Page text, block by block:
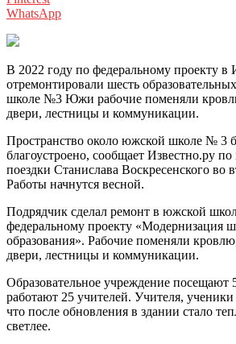
WhatsApp
В 2022 году по федеральному проекту в
отремонтировали шесть
школе №3 Южи рабочие поменяли
двери, лестницы и коммуникации.
Пространство около южской школе № 3
благоустроено, сообщает Известно.ру по
поездки Станислава Воскресенского во
Работы начнутся весной.
Подрядчик сделал ремонт в южской
федеральному проекту «Модернизация
образования». Рабочие поменяли
двери, лестницы и коммуникации.
Образовательное учреждение посещают
работают 25 учителей. Учителя, ученики
что после обновления в здании стало
светлее.